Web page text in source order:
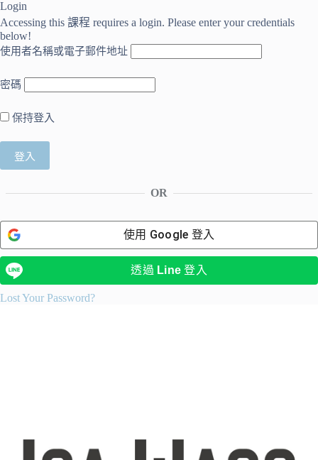
Login
Accessing this 課程 requires a login. Please enter your credentials
below!
使用者名稱或電子郵件地址
密碼
保持登入
OR
使用 Google 登入
透過 Line 登入
Lost Your Password?